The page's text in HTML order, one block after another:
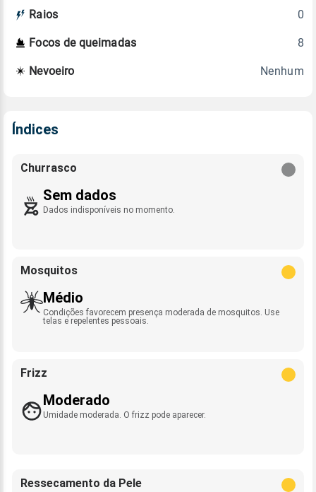
Raios 0
Focos de queimadas 8
Nevoeiro Nenhum
Índices
Churrasco
Sem dados
Dados indisponíveis no momento.
Mosquitos
Médio
Condições favorecem presença moderada de mosquitos. Use
telas e repelentes pessoais.
Frizz
Moderado
Umidade moderada. O frizz pode aparecer.
Ressecamento da Pele